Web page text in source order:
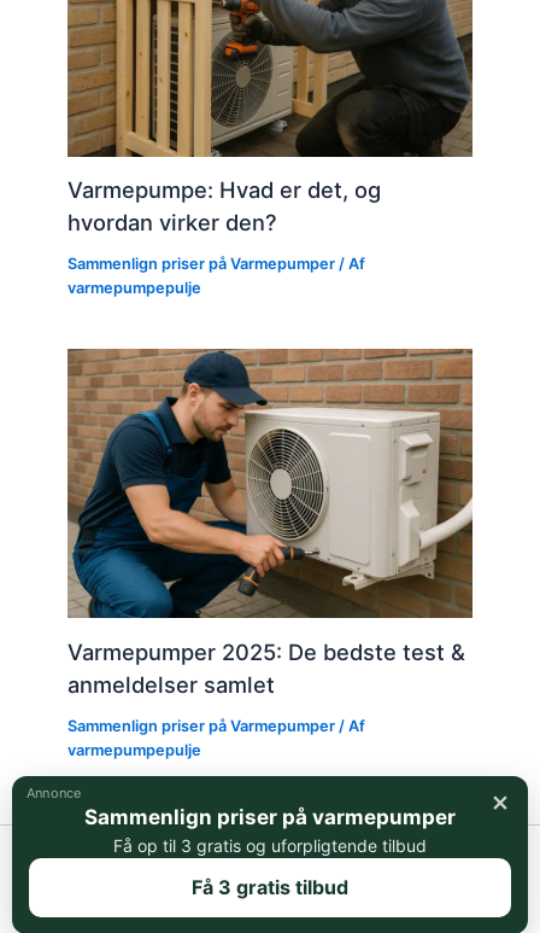
Varmepumpe: Hvad er det, og
hvordan virker den?
Sammenlign priser på Varmepumper / Af
varmepumpepulje
Varmepumper 2025: De bedste test &
anmeldelser samlet
Sammenlign priser på Varmepumper / Af
varmepumpepulje
Copyright © 2026 Varmepumpepuljen.dk | Powered byAstra
WordPress Tema
×
Annonce
Sammenlign priser på varmepumper
Få op til 3 gratis og uforpligtende tilbud
Få 3 gratis tilbud